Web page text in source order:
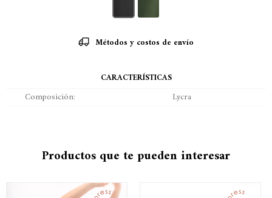
Métodos y costos de envío
CARACTERÍSTICAS
Composición Lycra
Productos que te pueden interesar